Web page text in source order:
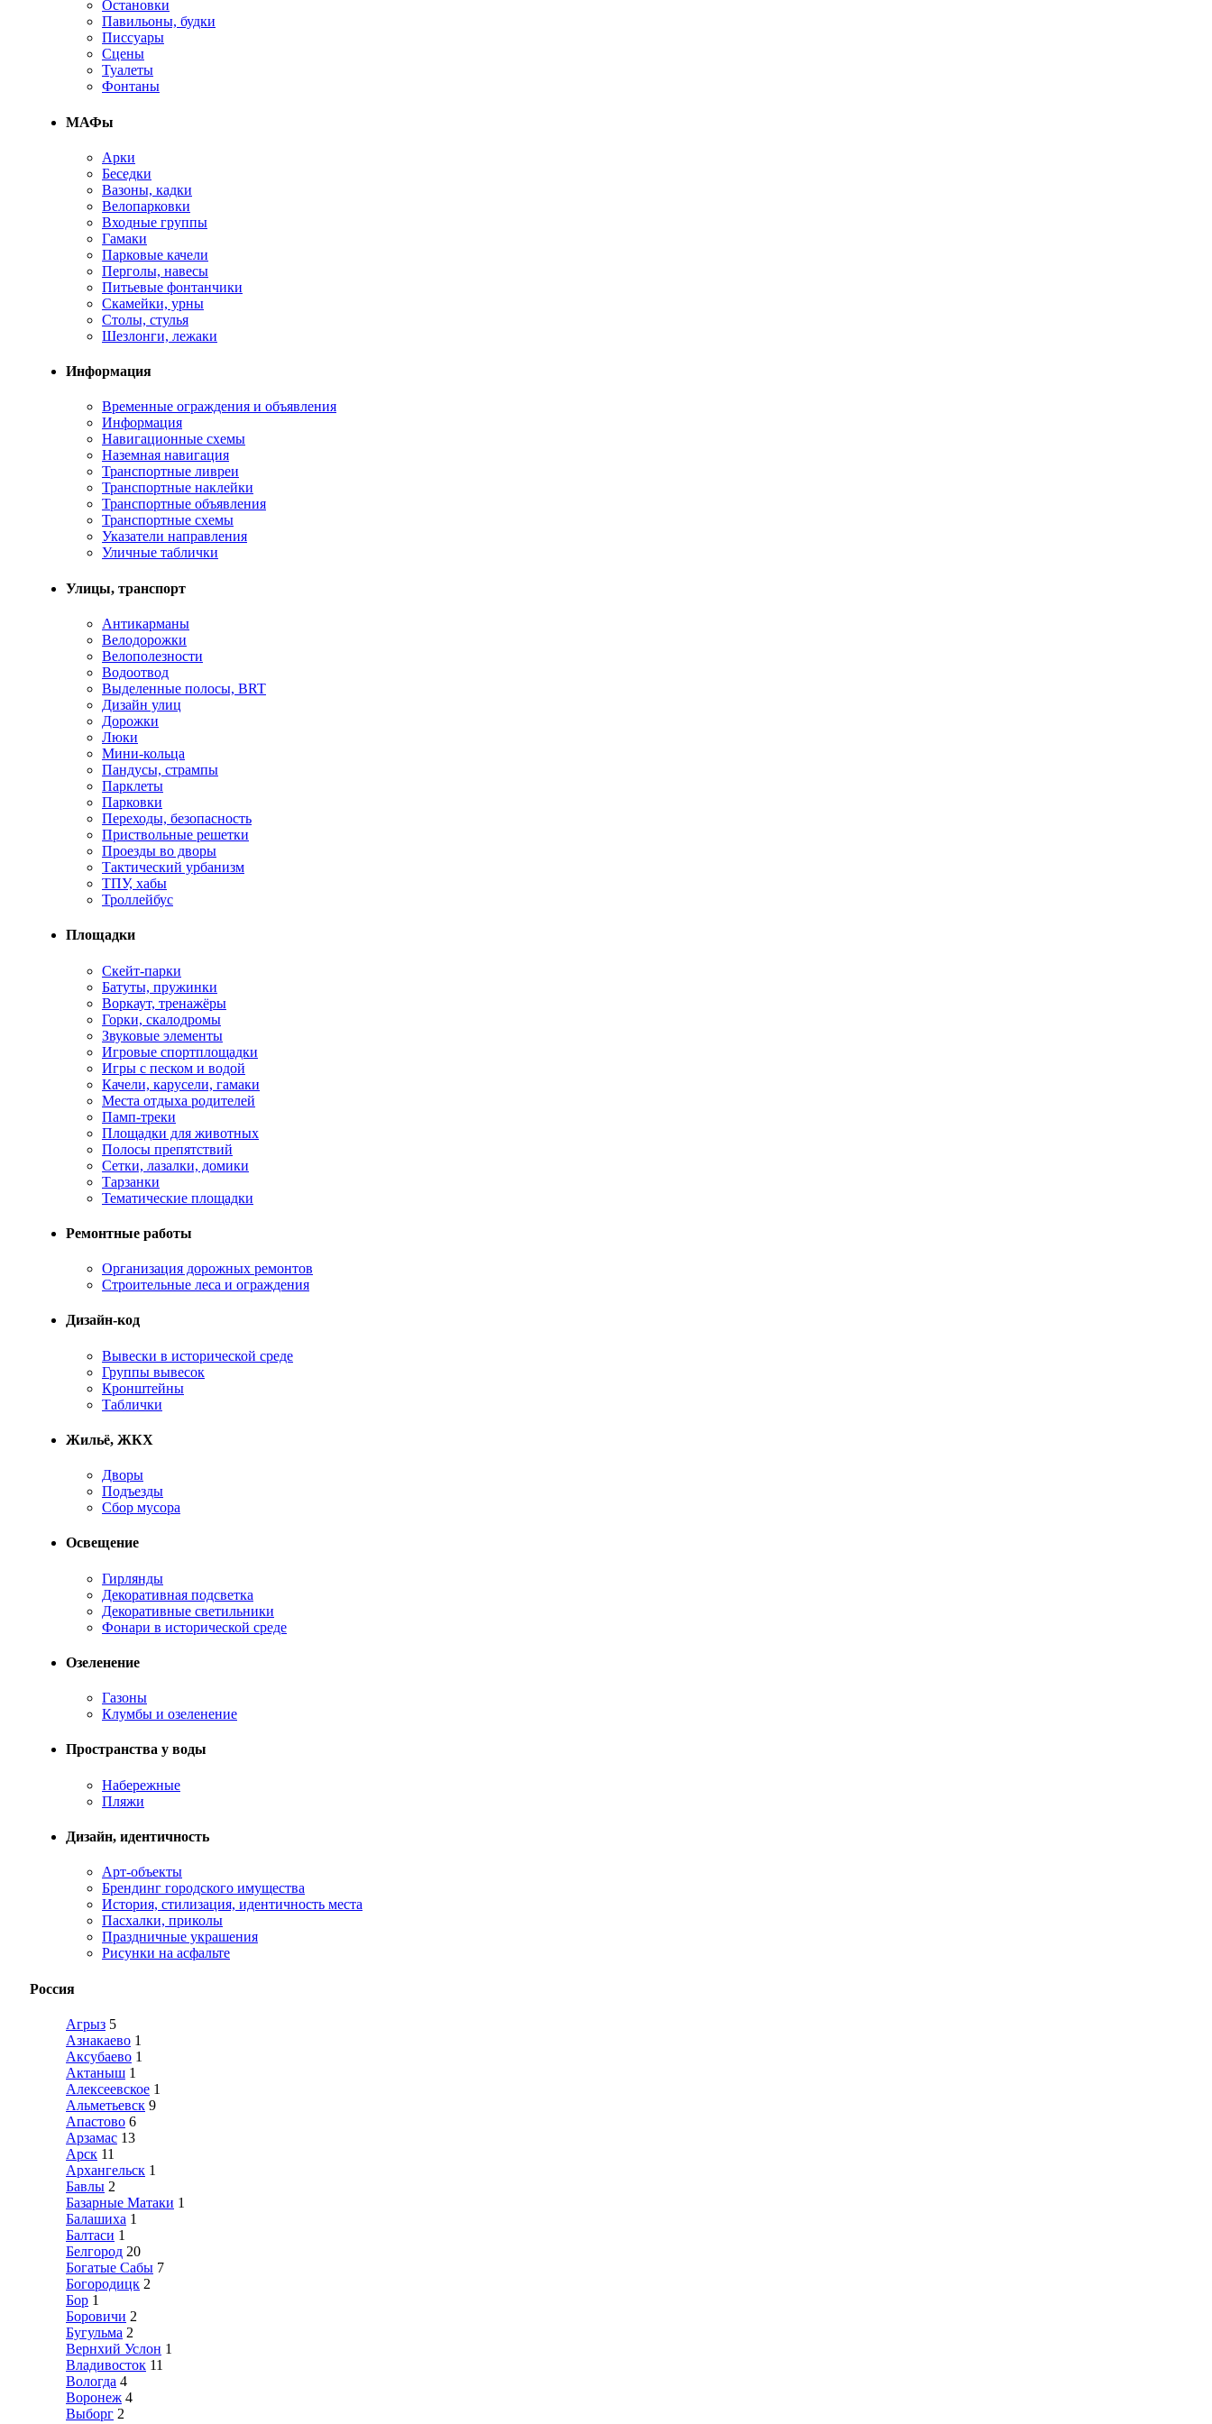
Остановки
Павильоны, будки
Писсуары
Сцены
Туалеты
Фонтаны
МАФы
Арки
Беседки
Вазоны, кадки
Велопарковки
Входные группы
Гамаки
Парковые качели
Перголы, навесы
Питьевые фонтанчики
Скамейки, урны
Столы, стулья
Шезлонги, лежаки
Информация
Временные ограждения и объявления
Информация
Навигационные схемы
Наземная навигация
Транспортные ливреи
Транспортные наклейки
Транспортные объявления
Транспортные схемы
Указатели направления
Уличные таблички
Улицы, транспорт
Антикарманы
Велодорожки
Велополезности
Водоотвод
Выделенные полосы, BRT
Дизайн улиц
Дорожки
Люки
Мини-кольца
Пандусы, стрампы
Парклеты
Парковки
Переходы, безопасность
Приствольные решетки
Проезды во дворы
Тактический урбанизм
ТПУ, хабы
Троллейбус
Площадки
Cкейт-парки
Батуты, пружинки
Воркаут, тренажёры
Горки, скалодромы
Звуковые элементы
Игровые спортплощадки
Игры с песком и водой
Качели, карусели, гамаки
Места отдыха родителей
Памп-треки
Площадки для животных
Полосы препятствий
Сетки, лазалки, домики
Тарзанки
Тематические площадки
Ремонтные работы
Организация дорожных ремонтов
Строительные леса и ограждения
Дизайн-код
Вывески в исторической среде
Группы вывесок
Кронштейны
Таблички
Жильё, ЖКХ
Дворы
Подъезды
Сбор мусора
Освещение
Гирлянды
Декоративная подсветка
Декоративные светильники
Фонари в исторической среде
Озеленение
Газоны
Клумбы и озеленение
Пространства у воды
Набережные
Пляжи
Дизайн, идентичность
Арт-объекты
Брендинг городского имущества
История, стилизация, идентичность места
Пасхалки, приколы
Праздничные украшения
Рисунки на асфальте
Россия
Агрыз 5
Азнакаево 1
Аксубаево 1
Актаныш 1
Алексеевское 1
Альметьевск 9
Апастово 6
Арзамас 13
Арск 11
Архангельск 1
Бавлы 2
Базарные Матаки 1
Балашиха 1
Балтаси 1
Белгород 20
Богатые Сабы 7
Богородицк 2
Бор 1
Боровичи 2
Бугульма 2
Вернхий Услон 1
Владивосток 11
Вологда 4
Воронеж 4
Выборг 2